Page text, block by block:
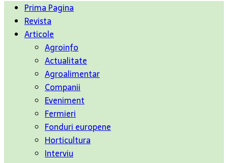
Prima Pagina
Revista
Articole
Agroinfo
Actualitate
Agroalimentar
Companii
Eveniment
Fermieri
Fonduri europene
Horticultura
Interviu